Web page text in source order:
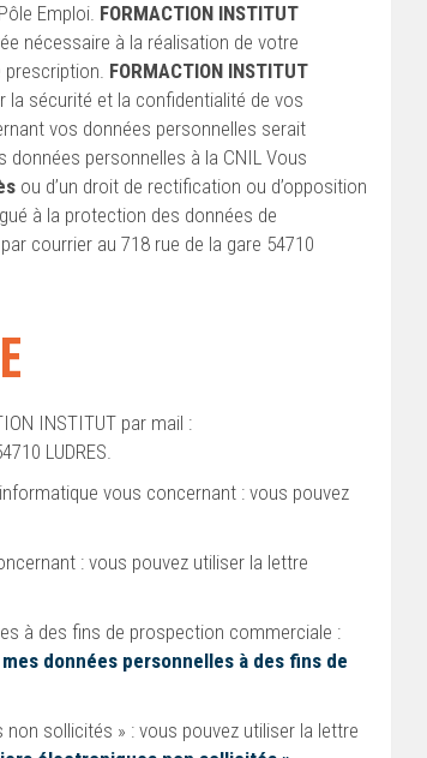
Emploi. FORMACTION INSTITUT
nécessaire à la réalisation de votre
prescription. FORMACTION INSTITUT
la sécurité et la confidentialité de vos
vos données personnelles serait
données personnelles à la CNIL Vous
ou d’un droit de rectification ou d’opposition
à la protection des données de
courrier au 718 rue de la gare 54710
INSTITUT par mail :
LUDRES.
vous concernant : vous pouvez
: vous pouvez utiliser la lettre
à des fins de prospection commerciale :
données personnelles à des fins de
sollicités » : vous pouvez utiliser la lettre